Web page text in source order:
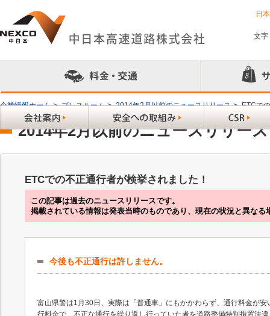
日
文字
企業情報ホーム > プレスルーム > 2014年2月以前のニュースリリース > ETCで
2014年2月以前のニュースリリース
ETCでの不正通行者が検挙されました！
この記事は過去のニュースリリースです。
掲載されている情報は発表当時のものであり、現在の状況と異なる
今後も不正通行は許しません。
富山県警は1月30日、実際は「普通車」にもかかわらず、通行料金が
行料金で、不正な通行を繰り返し行っていた者を道路整備特別措置法